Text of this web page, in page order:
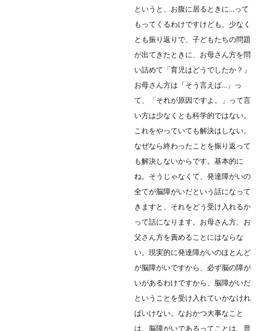
というと、お腹に居るときに…って
もってくるわけですけども、少なく
とも振り返りで、子どもたちの問題
が出てきたときに、お母さん方を問
い詰めて「育児はどうでしたか？」
お母さん方は「そう言えば…」っ
て、「それが原因ですよ。」って言
い方は少なくとも科学的ではない。
これをやっていても解決はしない。
なぜなら終わったことを振り返って
も解決しないからです。基本的に
ね。そうじゃなくて、発達障がいの
全てが脳障がいだという話になって
きますと、それをどう受け入れるか
って話になります。お母さん方、お
父さん方を責めることにはならな
い。現実的に発達障がいのほとんど
が脳障がいですから、必ず脳の障が
いがあるわけですから、脳障がいだ
ということを受け入れていかなけれ
ばいけない。なおかつ大事なこと
は、脳障がいであるってことは、普